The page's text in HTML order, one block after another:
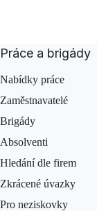
Práce a brigády
Nabídky práce
Zaměstnavatelé
Brigády
Absolventi
Hledání dle firem
Zkrácené úvazky
Pro neziskovky